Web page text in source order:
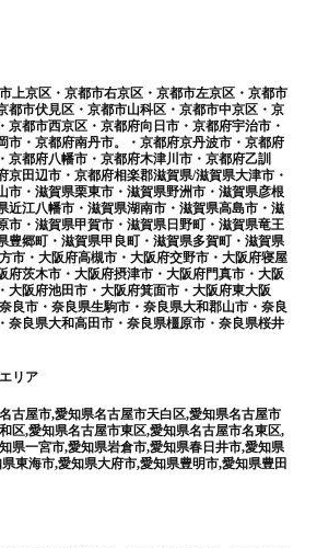
上京区・京都市右京区・京都市左京区・京都市
都市伏見区・京都市山科区・京都市中京区・京
京都市西京区・京都府向日市・京都府宇治市・
市・京都府南丹市。・京都府京丹波市・京都府
京都府八幡市・京都府木津川市・京都府乙訓
京田辺市・京都府相楽郡滋賀県/滋賀県大津市・
市・滋賀県栗東市・滋賀県野洲市・滋賀県彦根
近江八幡市・滋賀県湖南市・滋賀県高島市・滋
市・滋賀県甲賀市・滋賀県日野町・滋賀県竜王
豊郷町・滋賀県甲良町・滋賀県多賀町・滋賀県
市・大阪府高槻市・大阪府交野市・大阪府寝屋
府茨木市・大阪府摂津市・大阪府門真市・大阪
大阪府池田市・大阪府箕面市・大阪府東大阪
良市・奈良県生駒市・奈良県大和郡山市・奈良
奈良県大和高田市・奈良県橿原市・奈良県桜井
リア
古屋市,愛知県名古屋市天白区,愛知県名古屋市
区,愛知県名古屋市東区,愛知県名古屋市名東区,
県一宮市,愛知県岩倉市,愛知県春日井市,愛知県
東海市,愛知県大府市,愛知県豊明市,愛知県豊田